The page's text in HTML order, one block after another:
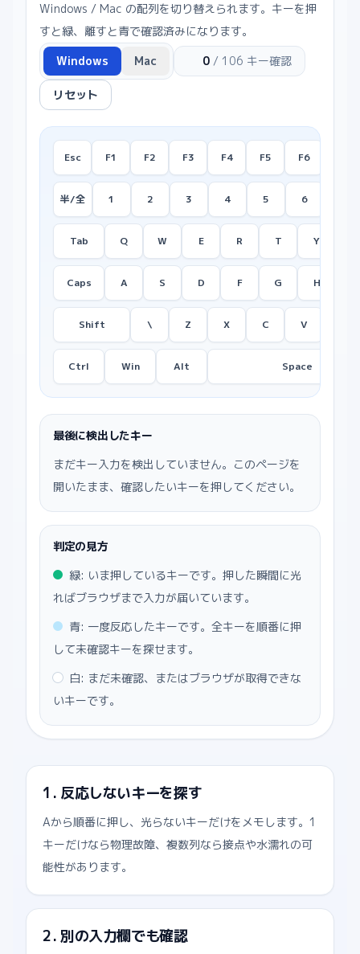
Windows / Mac の配列を切り替えられます。キーを押
すと緑、離すと青で確認済みになります。
Windows
Mac 0 / 106 キー確認
リセット
Esc F1 F2 F3 F4 F5 F6
半/全 1 2 3 4 5 6
Tab Q W E R T Y
Caps A S D F G H
Shift \ Z X C V
Ctrl Win Alt Space
最後に検出したキー
まだキー入力を検出していません。このページを
開いたまま、確認したいキーを押してください。
判定の見方
緑: いま押しているキーです。押した瞬間に光
ればブラウザまで入力が届いています。
青: 一度反応したキーです。全キーを順番に押
して未確認キーを探せます。
白: まだ未確認、またはブラウザが取得できな
いキーです。
1. 反応しないキーを探す
Aから順番に押し、光らないキーだけをメモします。1
キーだけなら物理故障、複数列なら接点や水濡れの可
能性があります。
2. 別の入力欄でも確認